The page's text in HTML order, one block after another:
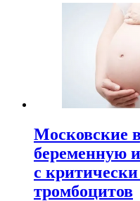
Московские
беременную
с
тромбоцитов